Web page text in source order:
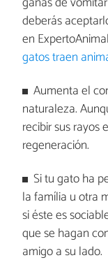
deberás
en
gatos traen
Aumenta el
naturaleza.
recibir sus rayos
regeneración.
Si tu gato ha
la família u otra
si éste es
que se hagan
amigo a su lado.